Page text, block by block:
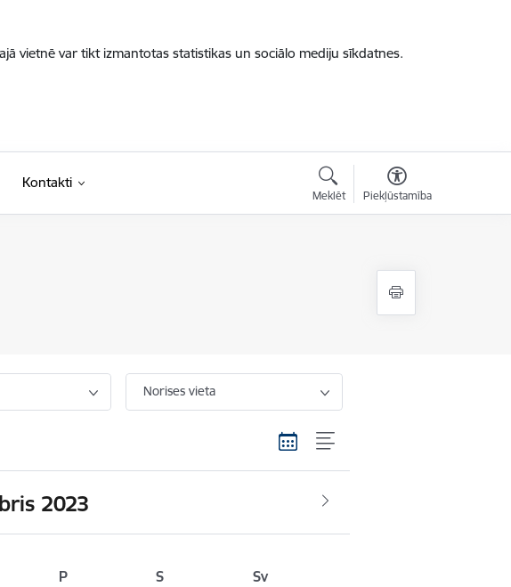
vietnē var tikt izmantotas statistikas un sociālo mediju sīkdatnes.
Kontakti
Meklēt Piekļūstamība
Norises vieta
2023
P S
Sv